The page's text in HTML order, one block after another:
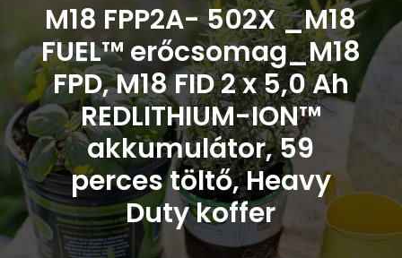
M18 FPP2A- 502X _M18
FUEL™ erőcsomag_M18
FPD, M18 FID 2 x 5,0 Ah
REDLITHIUM-ION™
akkumulátor, 59
perces töltő, Heavy
Duty koffer